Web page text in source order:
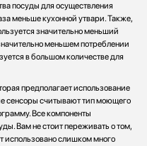
посуды для осуществления
меньше кухонной утвари. Также,
значительно меньший
меньшем потреблении
в большом количестве для
предполагает использование
сенсоры считывают тип моющего
Все компоненты
Вам не стоит переживать о том,
использовано слишком много